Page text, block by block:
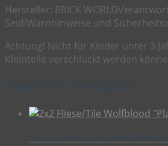
Hersteller: BRICK WORLD
Seidl Warnhinweise und
Achtung! Nicht für Kinder unter 3
Kleinteile verschluckt werden